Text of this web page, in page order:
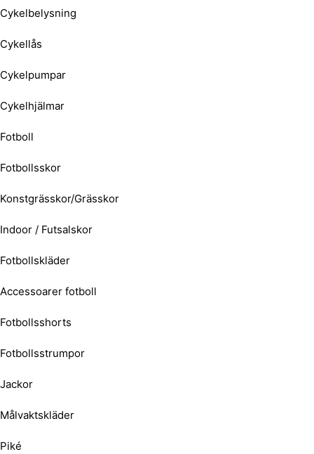
Cykelbelysning
Cykellås
Cykelpumpar
Cykelhjälmar
Fotboll
Fotbollsskor
Konstgrässkor/Grässkor
Indoor / Futsalskor
Fotbollskläder
Accessoarer fotboll
Fotbollsshorts
Fotbollsstrumpor
Jackor
Målvaktskläder
Piké